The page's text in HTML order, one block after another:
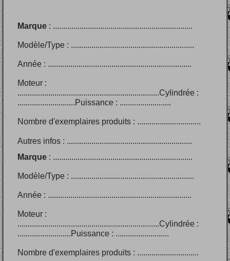
Marque : ....................................................................
Modèle/Type : ............................................................
Année : ......................................................................
Moteur :
.....................................................................Cylindrée :
............................Puissance : .........................
Nombre d'exemplaires produits : ...............................
Autres infos : .............................................................
Marque : ....................................................................
Modèle/Type : ............................................................
Année : ......................................................................
Moteur :
.....................................................................Cylindrée :
..........................Puissance : ..........................
Nombre d'exemplaires produits : ..............................